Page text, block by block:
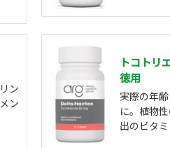
ン
ン
トコトリ
徳用
実際の年
に。植物
出のビタミ